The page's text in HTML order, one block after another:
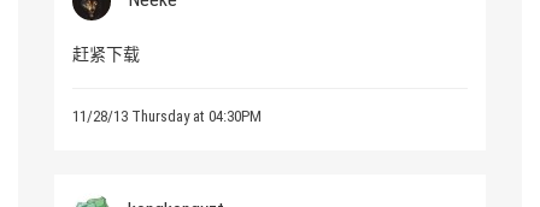
赶紧下载
11/28/13 Thursday at 04:30PM